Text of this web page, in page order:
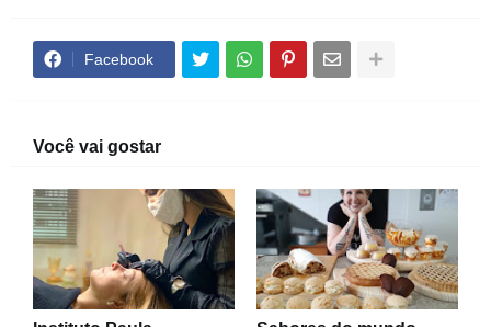
Facebook
Você vai gostar